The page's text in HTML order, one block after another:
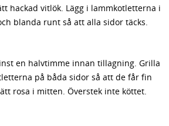
hackad vitlök. Lägg i lammkotletterna i
blanda runt så att alla sidor täcks.
en halvtimme innan tillagning. Grilla
på båda sidor så att de får fin
rosa i mitten. Överstek inte köttet.